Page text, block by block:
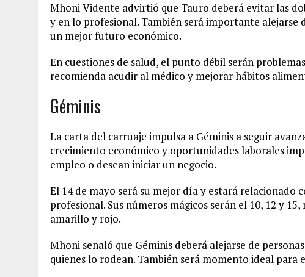
Mhoni Vidente advirtió que Tauro deberá evitar las
y en lo profesional. También será importante alejarse
un mejor futuro económico.
En cuestiones de salud, el punto débil serán
recomienda acudir al médico y mejorar hábitos
Géminis
La carta del carruaje impulsa a Géminis a seguir
crecimiento económico y oportunidades laborales
empleo o desean iniciar un negocio.
El 14 de mayo será su mejor día y estará relacionado
profesional. Sus números mágicos serán el 10, 12 y
amarillo y rojo.
Mhoni señaló que Géminis deberá alejarse de
quienes lo rodean. También será momento ideal para